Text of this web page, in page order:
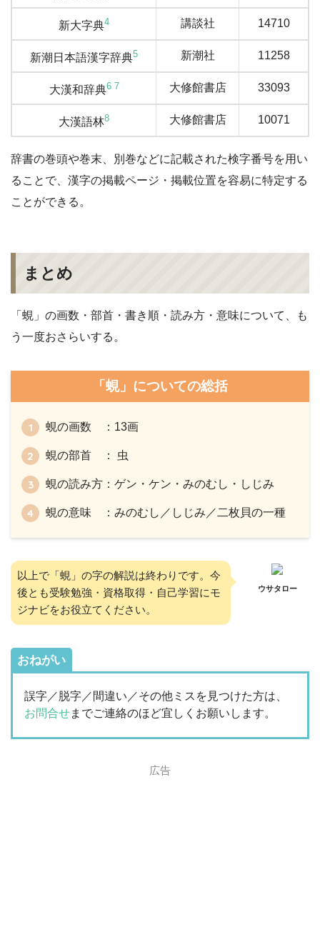
新大字典4 講談社 14710
新潮日本語漢字辞典5 新潮社 11258
大漢和辞典6 7 大修館書店 33093
大漢語林8 大修館書店 10071
辞書の巻頭や巻末、別巻などに記載された検字番号を用い
ることで、漢字の掲載ページ・掲載位置を容易に特定する
ことができる。
まとめ
「蜆」の画数・部首・書き順・読み方・意味について、も
う一度おさらいする。
「蜆」についての総括
蜆の画数 ：13画
蜆の部首 ： 虫
蜆の読み方：ゲン・ケン・みのむし・しじみ
蜆の意味 ：みのむし／しじみ／二枚貝の一種
以上で「蜆」の字の解説は終わりです。今
後とも受験勉強・資格取得・自己学習にモ
ジナビをお役立てください。
ウサタロー
おねがい
誤字／脱字／間違い／その他ミスを見つけた方は、
お問合せまでご連絡のほど宜しくお願いします。
広告